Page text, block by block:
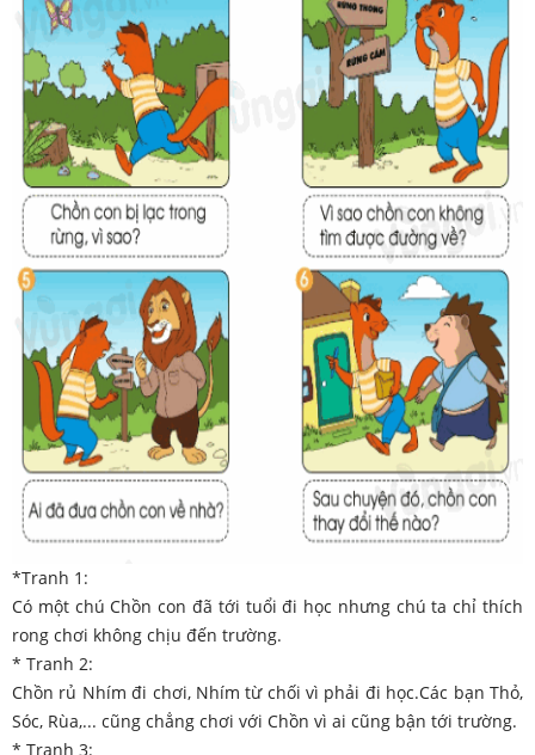
*Tranh 1:
Có một chú Chồn con đã tới tuổi đi học nhưng chú ta chỉ thích
rong chơi không chịu đến trường.
* Tranh 2:
Chồn rủ Nhím đi chơi, Nhím từ chối vì phải đi học.Các bạn Thỏ,
Sóc, Rùa,... cũng chẳng chơi với Chồn vì ai cũng bận tới trường.
* Tranh 3: